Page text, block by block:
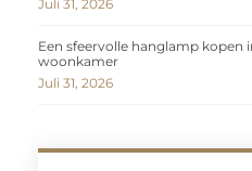
Juli 31, 2026
Een sfeervolle hanglamp kopen
woonkamer
Juli 31, 2026